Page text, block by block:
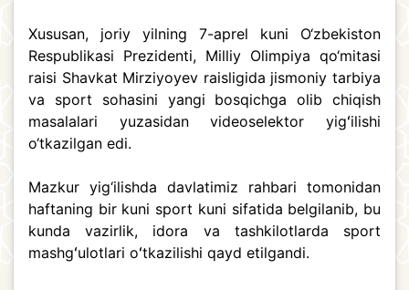
Xususan, joriy yilning 7-aprel kuni O‘zbekiston
Respublikasi Prezidenti, Milliy Olimpiya qo‘mitasi
raisi Shavkat Mirziyoyev raisligida jismoniy tarbiya
va sport sohasini yangi bosqichga olib chiqish
masalalari yuzasidan videoselektor yigʻilishi
o‘tkazilgan edi.
Mazkur yig‘ilishda davlatimiz rahbari tomonidan
haftaning bir kuni sport kuni sifatida belgilanib, bu
kunda vazirlik, idora va tashkilotlarda sport
mashgʻulotlari oʻtkazilishi qayd etilgandi.